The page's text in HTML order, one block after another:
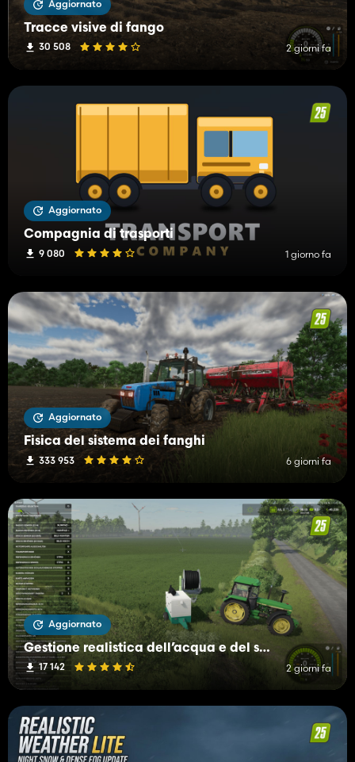
Aggiornato
Tracce visive di fango
30 508 2 giorni fa
Aggiornato
Compagnia di trasporti
9 080 1 giorno fa
Aggiornato
Fisica del sistema dei fanghi
333 953 6 giorni fa
Aggiornato
Gestione realistica dell’acqua e del suolo (RWSM)
17 142 2 giorni fa